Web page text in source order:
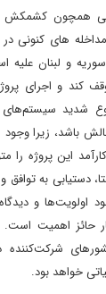
همچون کشمکش
های کنونی
و لبنان علیه
کند و اجرای
شدید
باشد، زیرا وجود
این پروژه را
دستیابی به
اولویت‌ها و
حائز اهمیت است.
خواهد بود.